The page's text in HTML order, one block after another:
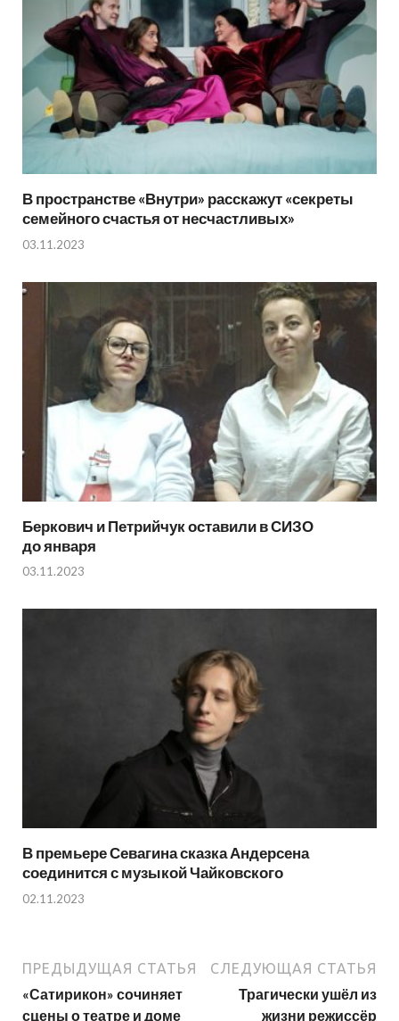
В пространстве «Внутри» расскажут «секреты
семейного счастья от несчастливых»
03.11.2023
Беркович и Петрийчук оставили в СИЗО
до января
03.11.2023
В премьере Севагина сказка Андерсена
соединится с музыкой Чайковского
02.11.2023
ПРЕДЫДУЩАЯ СТАТЬЯ
«Сатирикон» сочиняет
сцены о театре и доме
СЛЕДУЮЩАЯ СТАТЬЯ
Трагически ушёл из
жизни режиссёр